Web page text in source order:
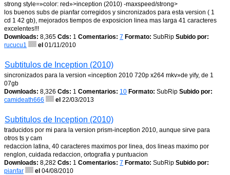
strong style=»color: red»>inception (2010) -maxspeed/strong>
los buenos subs de pianfar corregidos y sincronizados para esta version ( 1
cd 1 42 gb), mejorados tiempos de exposicion linea mas larga 41 caracteres
excelentes!!!
Downloads: 8,365 Cds: 1 Comentarios: 7 Formato: SubRip Subido por:
rucucu1
el 01/11/2010
Subtitulos de Inception (2010)
sincronizados para la version «inception 2010 720p x264 mkv»de yify, de 1
07gb
Downloads: 8,326 Cds: 1 Comentarios: 10 Formato: SubRip Subido por:
camideath666
el 22/03/2013
Subtitulos de Inception (2010)
traducidos por mi para la version prism-inception 2010, aunque sirve para
otros ts y cam
redaccion latina, 40 caracteres maximos por linea, dos lineas maximo por
renglon, cuidada redaccion, ortografia y puntuacion
Downloads: 8,282 Cds: 1 Comentarios: 7 Formato: SubRip Subido por:
pianfar
el 04/08/2010